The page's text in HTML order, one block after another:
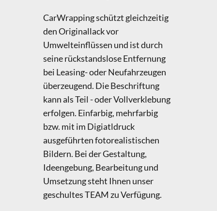
CarWrapping schützt gleichzeitig
den Originallack vor
Umwelteinflüssen und ist durch
seine rückstandslose Entfernung
bei Leasing- oder Neufahrzeugen
überzeugend. Die Beschriftung
kann als Teil - oder Vollverklebung
erfolgen. Einfarbig, mehrfarbig
bzw. mit im Digiatldruck
ausgeführten fotorealistischen
Bildern. Bei der Gestaltung,
Ideengebung, Bearbeitung und
Umsetzung steht Ihnen unser
geschultes TEAM zu Verfügung.